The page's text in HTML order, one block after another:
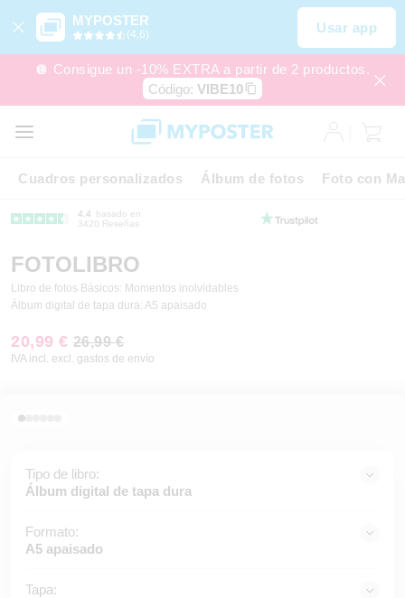
MYPOSTER
(4,6) Usar app
🪩 Consigue un -10% EXTRA a partir de 2 productos.
Código: VIBE10
Cuadros personalizados Álbum de fotos Foto con
4.4
basado en
3420 Reseñas
FOTOLIBRO
Libro de fotos Básicos: Momentos inolvidables
Álbum digital de tapa dura: A5 apaisado
20,99 € 26,99 €
IVA incl. excl. gastos de envío
Tipo de libro:
Álbum digital de tapa dura
Formato:
A5 apaisado
Tapa: